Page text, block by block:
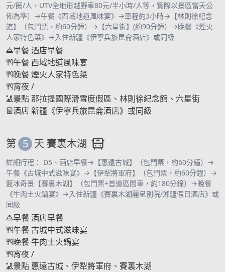
元/圈/人，UTV全地形越野車80元/半小時/人等，實際以景區當天公
佈為準）→午餐《西域地道風味宴》→車程約3小時→【林則徐紀念
館】（包門票，約60分鐘）→【六星街】(約90分鐘）→晚餐《煙火
人家特色菜》→入住新疆《伊寧兵旅昆侖酒店》或同級
早餐 酒店早餐
午餐 西域地道風味宴
晚餐 煙火人家特色菜
宵夜 /
景點那拉提國際滑雪度假區、林則徐紀念館、六星街
酒店 新疆《伊寧兵旅昆侖酒店》或同級
第 5 天 賽裏木湖
詳細行程： D5、酒店早餐→【惠遠古城】（包門票，約60分鐘）→
午餐《古城中式滋味宴》→【伊犁將軍府】（包門票，約60分鐘）→
藍冰奇景【賽裏木湖】（包門票+首道區間車，約180分鐘）→晚餐
《牛肉土火鍋宴》→入住新疆《賽裏木湖麗呈別院/湘疆假日酒店》或
同級
早餐 酒店早餐
午餐 古城中式滋味宴
晚餐 牛肉土火鍋宴
宵夜 /
景點 惠遠古城、伊犁將軍府、賽裏木湖